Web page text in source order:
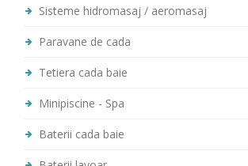
Sisteme hidromasaj / aeromasaj
Paravane de cada
Tetiera cada baie
Minipiscine - Spa
Baterii cada baie